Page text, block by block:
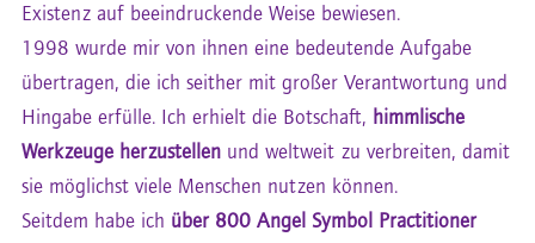
Existenz auf beeindruckende Weise bewiesen.
1998 wurde mir von ihnen eine bedeutende Aufgabe
übertragen, die ich seither mit großer Verantwortung und
Hingabe erfülle. Ich erhielt die Botschaft, himmlische
Werkzeuge herzustellen und weltweit zu verbreiten, damit
sie möglichst viele Menschen nutzen können.
Seitdem habe ich über 800 Angel Symbol Practitioner